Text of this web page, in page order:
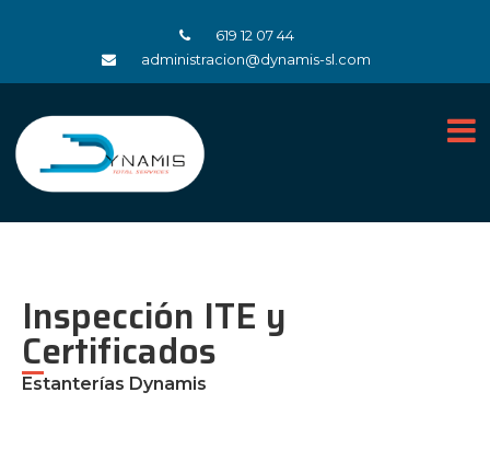
619 12 07 44
administracion@dynamis-sl.com
Inspección ITE y
Certificados
Estanterías Dynamis